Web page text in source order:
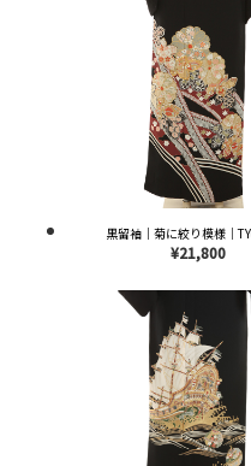
黒留袖｜菊に絞り模様｜
¥21,800